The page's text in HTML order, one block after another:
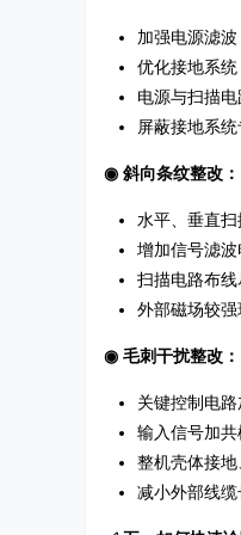
加强电源滤波
优化接地系
电源与扫描
屏蔽接地系
◉ 斜向条纹整改：
水平、垂直
增加信号滤波
扫描电路布
外部磁场较强
◉ 毛刺干扰整改：
关键控制电路
输入信号加
整机壳体接地
减小外部线